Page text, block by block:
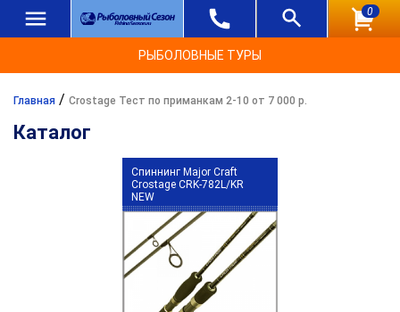
0
РЫБОЛОВНЫЕ ТУРЫ
Главная / Crostage Тест по приманкам 2-10 от 7 000 р.
Каталог
Спиннинг Major Craft
Crostage CRK-782L/KR
NEW